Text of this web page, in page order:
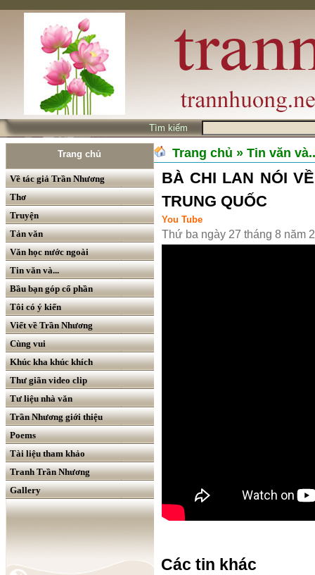
Tìm kiếm
Trang chủ
Về tác giả Trần Nhương
Thơ
Truyện
Tản văn
Văn học nước ngoài
Tin văn và...
Bầu bạn góp cổ phần
Tôi có ý kiến
Viết về Trần Nhương
Cùng vui
Khúc kha khúc khích
Thư giãn video clip
Tư liệu nhà văn
Trần Nhương giới thiệu
Poems
Tài liệu tham khảo
Tranh Trần Nhương
Gallery
Trang chủ » Tin văn
BÀ CHI LAN NÓI
TRUNG QUỐC
You Tube
Thứ ba ngày 27 tháng 8 năm
Các tin khác